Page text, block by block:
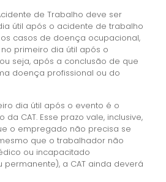
de Trabalho deve ser
útil após o acidente de trabalho
casos de doença ocupacional,
primeiro dia útil após o
seja, após a conclusão de que
doença profissional ou do
dia útil após o evento é o
CAT. Esse prazo vale, inclusive,
o empregado não precisa se
que o trabalhador não
ou incapacitado
a CAT ainda deverá